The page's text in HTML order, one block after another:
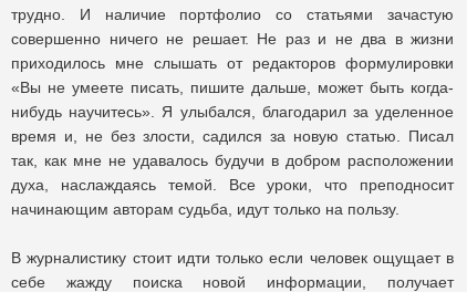
трудно. И наличие портфолио со статьями зачастую
совершенно ничего не решает. Не раз и не два в жизни
приходилось мне слышать от редакторов формулировки
«Вы не умеете писать, пишите дальше, может быть когда-
нибудь научитесь». Я улыбался, благодарил за уделенное
время и, не без злости, садился за новую статью. Писал
так, как мне не удавалось будучи в добром расположении
духа, наслаждаясь темой. Все уроки, что преподносит
начинающим авторам судьба, идут только на пользу.
В журналистику стоит идти только если человек ощущает в
себе жажду поиска новой информации, получает